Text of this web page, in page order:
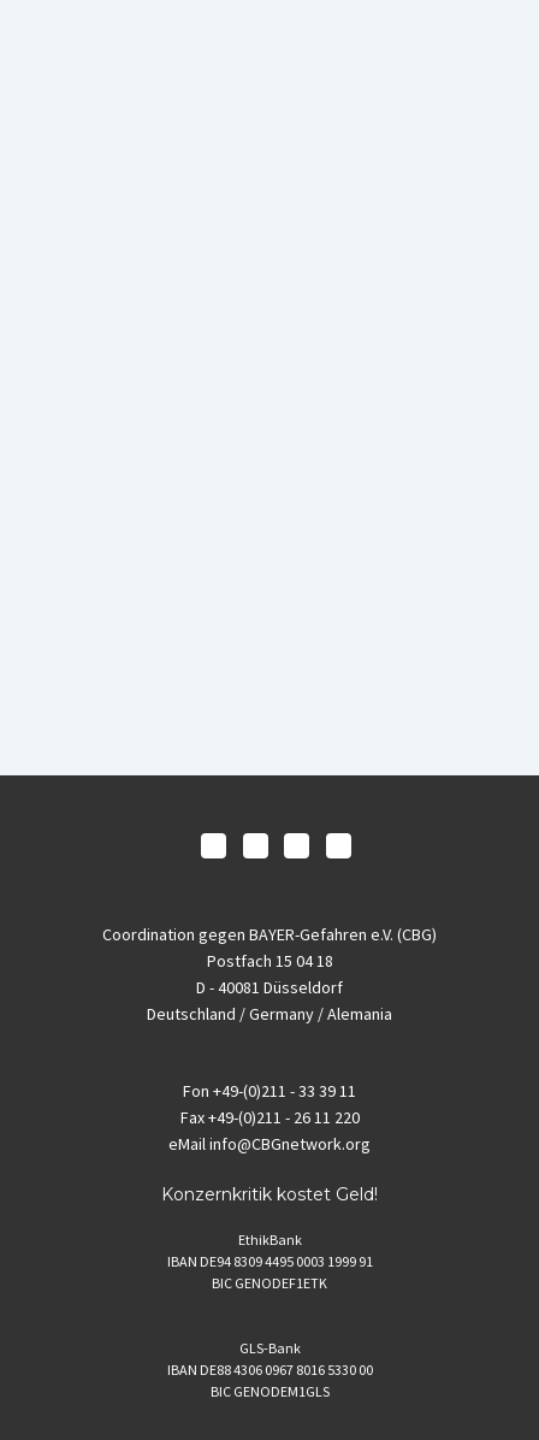
Coordination gegen BAYER-Gefahren e.V. (CBG)
Postfach 15 04 18
D - 40081 Düsseldorf
Deutschland / Germany / Alemania
Fon +49-(0)211 - 33 39 11
Fax+49-(0)211 - 26 11 220
eMailinfo@CBGnetwork.org
Konzernkritik kostet Geld!
EthikBank
IBAN DE94 8309 4495 0003 1999 91
BIC GENODEF1ETK
GLS-Bank
IBAN DE88 4306 0967 8016 5330 00
BIC GENODEM1GLS